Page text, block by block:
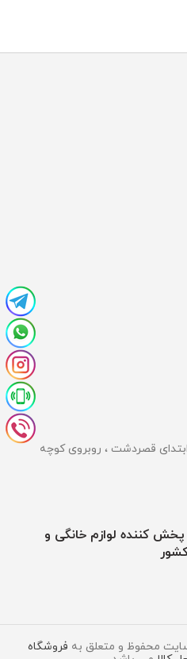
ابتدای قصردشت ، روبروی کوچه
پخش کننده لوازم خانگی و
فروشگاه